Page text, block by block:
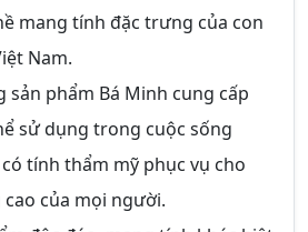
mang tính đặc trưng của con
Nam.
sản phẩm Bá Minh cung cấp
sử dụng trong cuộc sống
tính thẩm mỹ phục vụ cho
của mọi người.